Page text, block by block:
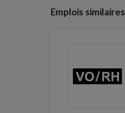
Emplois similaires